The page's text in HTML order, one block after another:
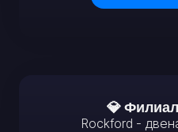
💎
Rockford -